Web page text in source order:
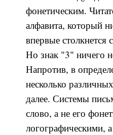
фонетическим.
алфавита, который
впервые столкнется
Но знак "3" ничего
Напротив, в
несколько
далее. Системы
слово, а не его
логографическими,